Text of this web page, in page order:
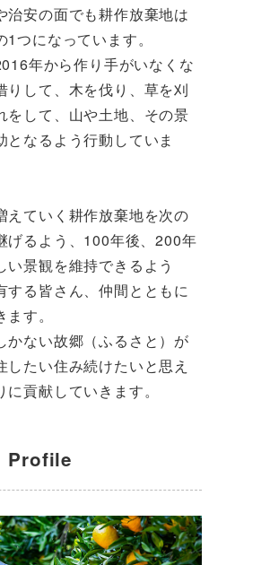
治安の面でも耕作放棄地は
1つになっています。
年から作り手がいなくな
りして、木を伐り、草を刈
をして、山や土地、その景
となるよう行動していま
えていく耕作放棄地を次の
げるよう、100年後、200年
い景観を維持できるよう
する皆さん、仲間とともに
す。
かない故郷（ふるさと）が
したい住み続けたいと思え
に貢献していきます。
Profile